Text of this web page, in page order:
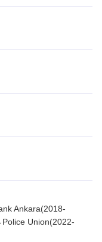
Ankara(2018-
Union(2022-